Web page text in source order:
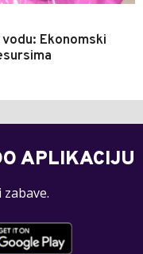
Ekonomski
APLIKACIJU